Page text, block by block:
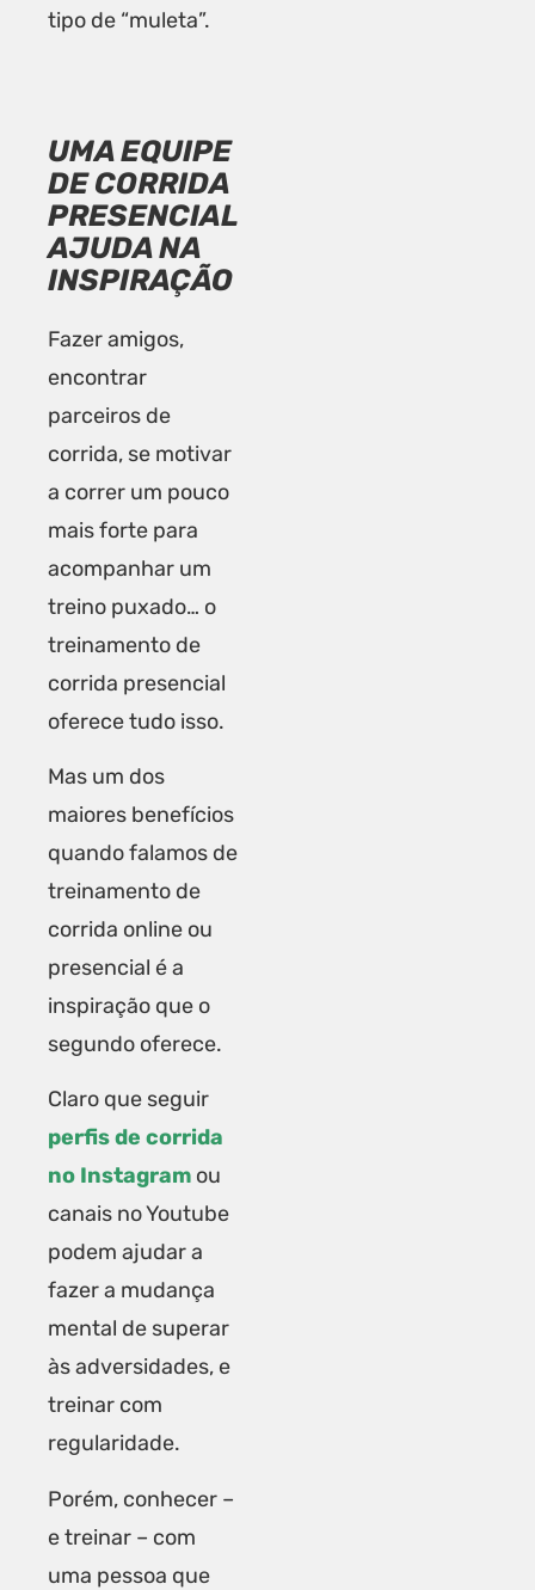
tipo de “muleta”.
UMA EQUIPE
DE CORRIDA
PRESENCIAL
AJUDA NA
INSPIRAÇÃO
Fazer amigos,
encontrar
parceiros de
corrida, se motivar
a correr um pouco
mais forte para
acompanhar um
treino puxado… o
treinamento de
corrida presencial
oferece tudo isso.
Mas um dos
maiores benefícios
quando falamos de
treinamento de
corrida online ou
presencial é a
inspiração que o
segundo oferece.
Claro que seguir
perfis de corrida
no Instagramou
canais no Youtube
podem ajudar a
fazer a mudança
mental de superar
às adversidades, e
treinar com
regularidade.
Porém, conhecer –
e treinar – com
uma pessoa que